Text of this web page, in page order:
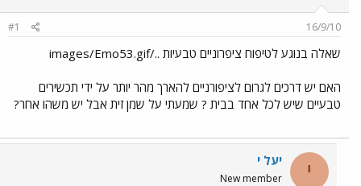
ו
ש
א
ר
ך
16/9/10
#1
שאלה בנוגע לטיפוח ציפרוניים טבעיות ../images/Emo53.gif
האם יש דרכים לגרום לציפורניים להארך מהר יותר על ידי תכשירים
טבעיים שיש לכל אחד בבית ? שמעתי על שמן זית אבל יש משהו אחר?
י יעל י
New member